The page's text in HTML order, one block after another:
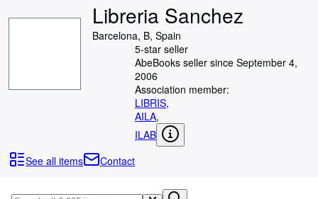
My Purchases
Browse Collections
Textbooks
Sellers
Libreria Sanchez
Barcelona, B, Spain
5-star seller
AbeBooks seller since September 4,
2006
Association member:
LIBRIS,
AILA,
ILAB
See all items
Contact